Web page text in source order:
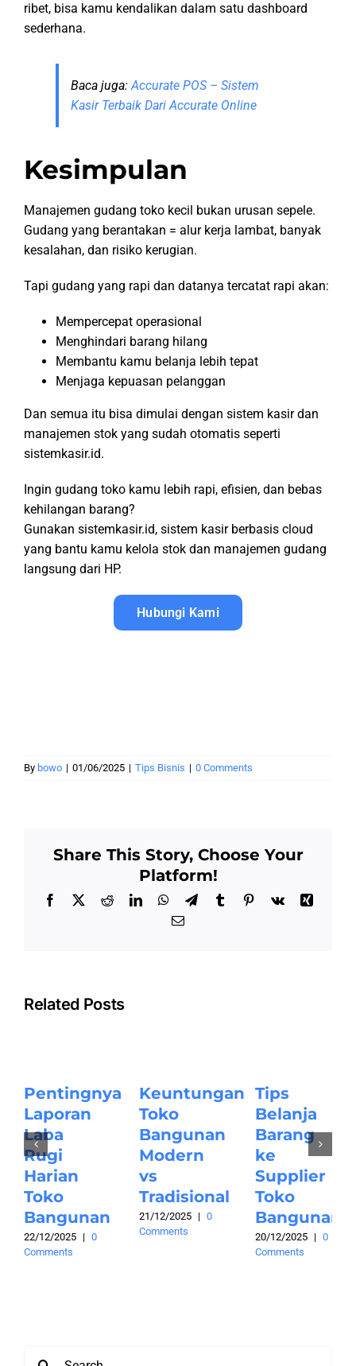
ribet, bisa kamu kendalikan dalam satu dashboard
sederhana.
Baca juga:Accurate POS – Sistem
Kasir Terbaik Dari Accurate Online
Kesimpulan
Manajemen gudang toko kecil bukan urusan sepele.
Gudang yang berantakan = alur kerja lambat, banyak
kesalahan, dan risiko kerugian.
Tapi gudang yang rapi dan datanya tercatat rapi akan:
Mempercepat operasional
Menghindari barang hilang
Membantu kamu belanja lebih tepat
Menjaga kepuasan pelanggan
Dan semua itu bisa dimulai dengan sistem kasir dan
manajemen stok yang sudah otomatis seperti
sistemkasir.id.
Ingin gudang toko kamu lebih rapi, efisien, dan bebas
kehilangan barang?
Gunakan sistemkasir.id, sistem kasir berbasis cloud
yang bantu kamu kelola stok dan manajemen gudang
langsung dari HP.
Hubungi Kami
By bowo | 01/06/2025 | Tips Bisnis | 0 Comments
Share This Story, Choose Your
Platform!
Facebook
X RedditLinkedInWhatsApp
TelegramTumblrPinterest
Vk
Xing
Email
Related Posts
Pentingnya
Laporan
Laba
Rugi
Harian
Toko
Bangunan
22/12/2025 | 0
Comments
Keuntungan
Toko
Bangunan
Modern
vs
Tradisional
21/12/2025 |
0
Comments
Tips
Belanja
Barang
ke
Supplier
Toko
Bangunan
20/12/2025 | 0
Comments